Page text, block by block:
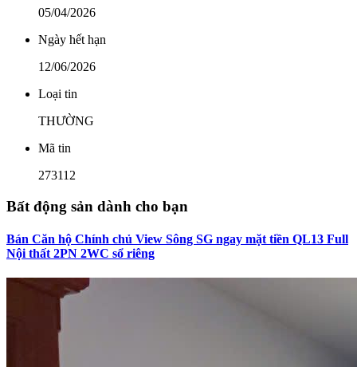
05/04/2026
Ngày hết hạn
12/06/2026
Loại tin
THƯỜNG
Mã tin
273112
Bất động sản dành cho bạn
Bán Căn hộ Chính chủ View Sông SG ngay mặt tiền QL13 Full
Nội thất 2PN 2WC sổ riêng